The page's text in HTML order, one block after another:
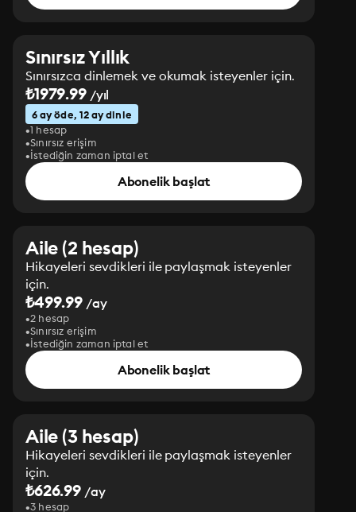
Sınırsız Yıllık
Sınırsızca dinlemek ve okumak isteyenler için.
₺1979.99/yıl
6 ay öde, 12 ay dinle
1 hesap
Sınırsız erişim
İstediğin zaman iptal et
Abonelik başlat
Aile (2 hesap)
Hikayeleri sevdikleri ile paylaşmak isteyenler
için.
₺499.99 /ay
2 hesap
Sınırsız erişim
İstediğin zaman iptal et
Abonelik başlat
Aile (3 hesap)
Hikayeleri sevdikleri ile paylaşmak isteyenler
için.
₺626.99 /ay
3 hesap